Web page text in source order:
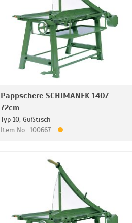
Pappschere SCHIMANEK 140/
72cm
Typ 10, Gußtisch
Item No.: 100667